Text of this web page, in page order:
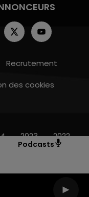
Podcasts
Recrutement
des cookies
2023 2022